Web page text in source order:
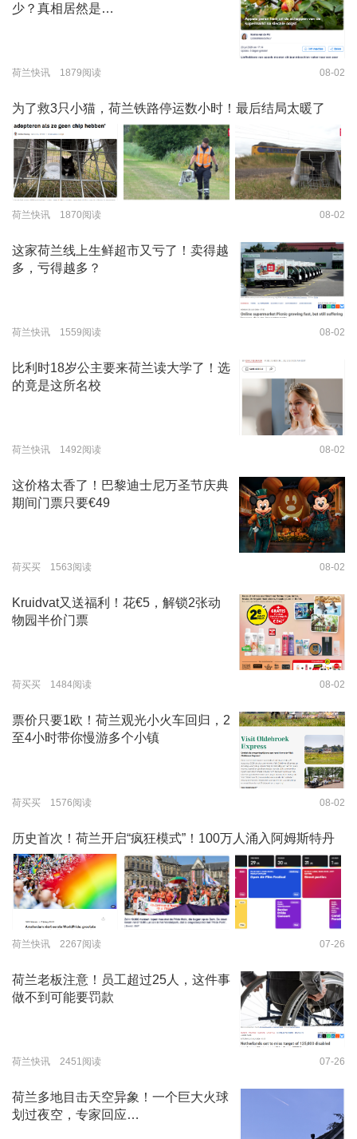
少？真相居然是…
荷兰快讯 1879阅读 08-02
为了救3只小猫，荷兰铁路停运数小时！最后结局太暖了
荷兰快讯 1870阅读 08-02
这家荷兰线上生鲜超市又亏了！卖得越
多，亏得越多？
荷兰快讯 1559阅读 08-02
比利时18岁公主要来荷兰读大学了！选
的竟是这所名校
荷兰快讯 1492阅读 08-02
这价格太香了！巴黎迪士尼万圣节庆典
期间门票只要€49
荷买买 1563阅读 08-02
Kruidvat又送福利！花€5，解锁2张动
物园半价门票
荷买买 1484阅读 08-02
票价只要1欧！荷兰观光小火车回归，2
至4小时带你慢游多个小镇
荷买买 1576阅读 08-02
历史首次！荷兰开启“疯狂模式”！100万人涌入阿姆斯特丹
荷兰快讯 2267阅读 07-26
荷兰老板注意！员工超过25人，这件事
做不到可能要罚款
荷兰快讯 2451阅读 07-26
荷兰多地目击天空异象！一个巨大火球
划过夜空，专家回应…